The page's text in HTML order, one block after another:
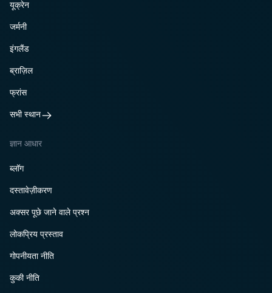
यूक्रेन
जर्मनी
इंगलैंड
ब्राज़िल
फ्रांस
सभी स्थान
ज्ञान आधार
ब्लॉग
दस्तावेज़ीकरण
अक्सर पूछे जाने वाले प्रश्न
लोकप्रिय प्रस्ताव
गोपनीयता नीति
कुकी नीति